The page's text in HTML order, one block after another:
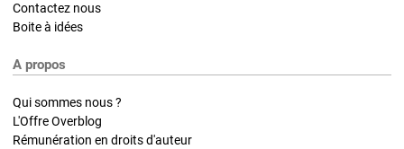
Contactez nous
Boite à idées
A propos
Qui sommes nous ?
L'Offre Overblog
Rémunération en droits d'auteur